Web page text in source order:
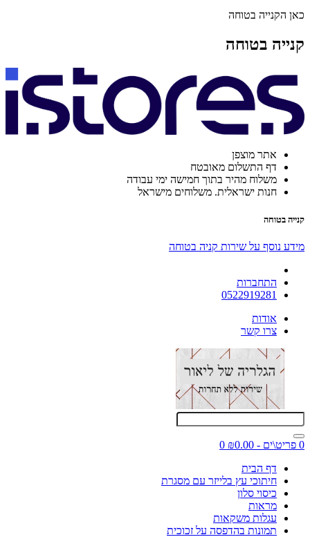
כאן הקנייה בטוחה
קנייה בטוחה
אתר מוצפן
דף התשלום מאובטח
משלוח מהיר בתוך חמישה ימי עבודה
חנות ישראלית. משלוחים מישראל
קנייה בטוחה
מידע נוסף על שירות קניה בטוחה
התחברות
0522919281
אודות
צרו קשר
0 פריט\ים - ₪0.00
0
דף הבית
חיתוכי עץ בלייזר עם מסגרת
כיסוי סלון
מראות
עגלות משקאות
תמונות בהדפסה על זכוכית